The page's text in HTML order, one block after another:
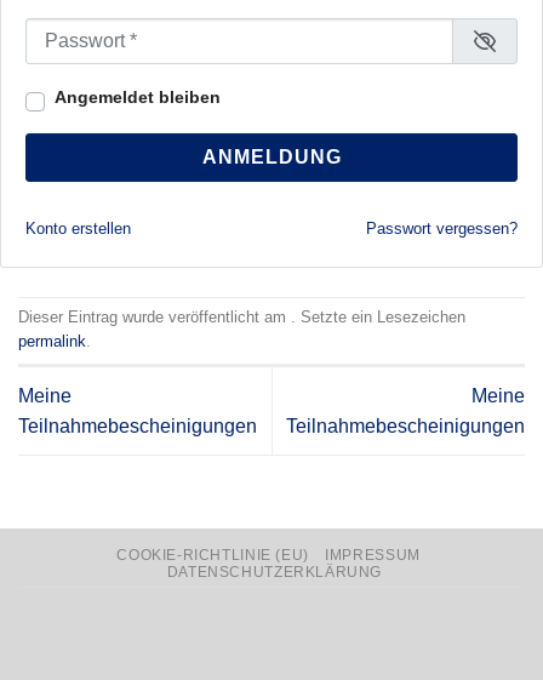
Passwort
Angemeldet bleiben
ANMELDUNG
Konto erstellen Passwort vergessen?
Dieser Eintrag wurde veröffentlicht am . Setzte ein Lesezeichen
permalink.
Meine
Teilnahmebescheinigungen
Meine
Teilnahmebescheinigungen
COOKIE-RICHTLINIE (EU)
IMPRESSUM
DATENSCHUTZERKLÄRUNG